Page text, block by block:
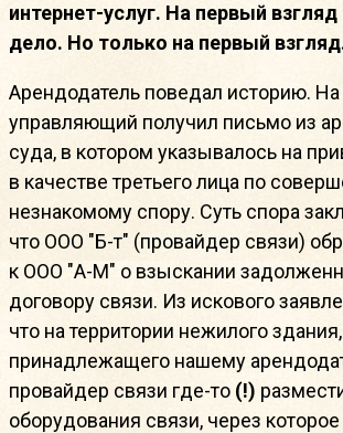
интернет-услуг. На первый
дело. Но только на первый
Арендодатель поведал историю.
управляющий получил письмо из
суда, в котором указывалось на
в качестве третьего лица по
незнакомому спору. Суть спора
что ООО "Б-т" (провайдер связи)
к ООО "А-М" о взыскании
договору связи. Из искового
что на территории нежилого здания,
принадлежащего нашему
провайдер связи где-то (!)
оборудования связи, через которое